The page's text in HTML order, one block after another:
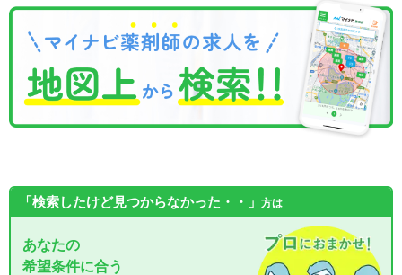
「検索したけど見つからなかった・・」 方は
あなたの
希望条件に合う